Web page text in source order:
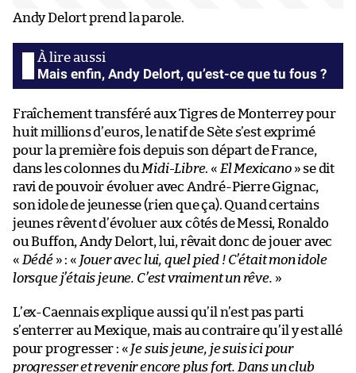
Andy Delort prend la parole.
Mais enfin, Andy Delort, qu’est-ce que tu fous ?
Fraîchement transféré aux Tigres de Monterrey pour
huit millions d’euros, le natif de Sète s’est exprimé
pour la première fois depuis son départ de France,
dans les colonnes du Midi-Libre. « El Mexicano» se dit
ravi de pouvoir évoluer avec André-Pierre Gignac,
son idole de jeunesse (rien que ça). Quand certains
jeunes rêvent d’évoluer aux côtés de Messi, Ronaldo
ou Buffon, Andy Delort, lui, rêvait donc de jouer avec
« Dédé» : « Jouer avec lui, quel pied ! C’était mon idole
lorsque j’étais jeune. C’est vraiment un rêve. »
L’ex-Caennais explique aussi qu’il n’est pas parti
s’enterrer au Mexique, mais au contraire qu’il y est allé
pour progresser : « Je suis jeune, je suis ici pour
progresser et revenir encore plus fort. Dans un club